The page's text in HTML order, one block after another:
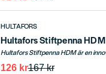
HULTAFORS
Hultafors Stiftpenna HDM
167 kr
126 kr